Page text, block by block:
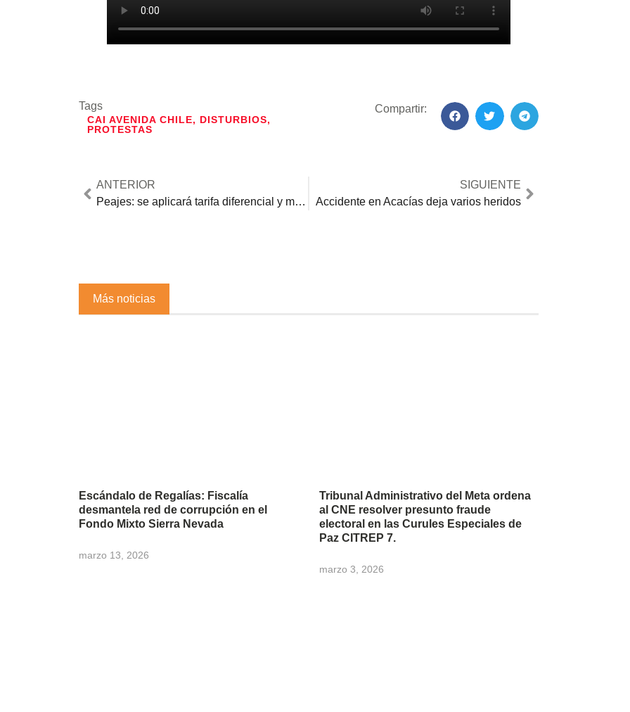
Tags
CAI AVENIDA CHILE, DISTURBIOS,
PROTESTAS
Compartir:
ANTERIOR
Peajes: se aplicará tarifa diferencial y medidas especiales durante la emergencia
SIGUIENTE
Accidente en Acacías deja varios heridos
Más noticias
Escándalo de Regalías: Fiscalía
desmantela red de corrupción en el
Fondo Mixto Sierra Nevada
marzo 13, 2026
Tribunal Administrativo del Meta ordena
al CNE resolver presunto fraude
electoral en las Curules Especiales de
Paz CITREP 7.
marzo 3, 2026